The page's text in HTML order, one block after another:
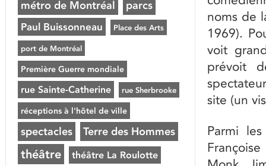
noms de
1969).
voit
prévoit
site (un
Parmi
métro de Montréal parcs
Paul Buissonneau Place des Arts
port de Montréal
Première Guerre mondiale
rue Sainte-Catherine rue Sherbrooke
réceptions à l'hôtel de ville
spectacles Terre des Hommes
théâtre théâtre La Roulotte